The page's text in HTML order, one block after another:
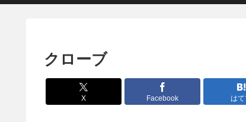
クローブ
X Facebook は